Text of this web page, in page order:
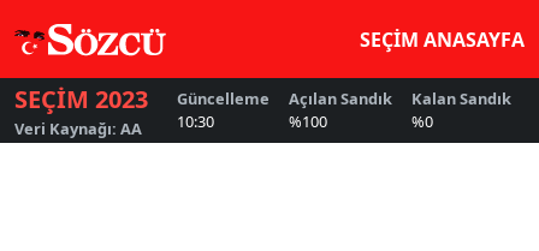
SEÇİM ANASAYFA
SEÇİM 2023
Veri Kaynağı: AA
Güncelleme
10:30
Açılan Sandık
%100
Kalan Sandık
%0